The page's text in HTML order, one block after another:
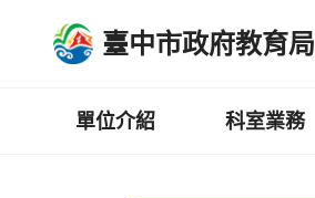
臺中市政府教育局
單位介紹 科室業務